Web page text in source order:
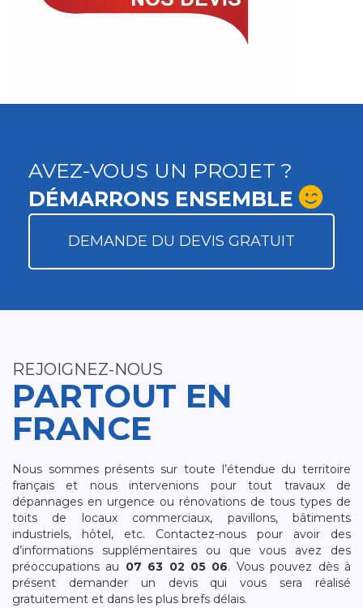
AVEZ-VOUS UN PROJET ?
DÉMARRONS ENSEMBLE
DEMANDE DU DEVIS GRATUIT
REJOIGNEZ-NOUS
PARTOUT EN
FRANCE
Nous sommes présents sur toute l’étendue du territoire
français et nous intervenions pour tout travaux de
dépannages en urgence ou rénovations de tous types de
toits de locaux commerciaux, pavillons, bâtiments
industriels, hôtel, etc. Contactez-nous pour avoir des
d’informations supplémentaires ou que vous avez des
préoccupations au 07 63 02 05 06. Vous pouvez dès à
présent demander un devis qui vous sera réalisé
gratuitement et dans les plus brefs délais.